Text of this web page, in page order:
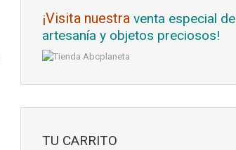
¡Visita nuestra venta especial de
artesanía y objetos preciosos!
TU CARRITO